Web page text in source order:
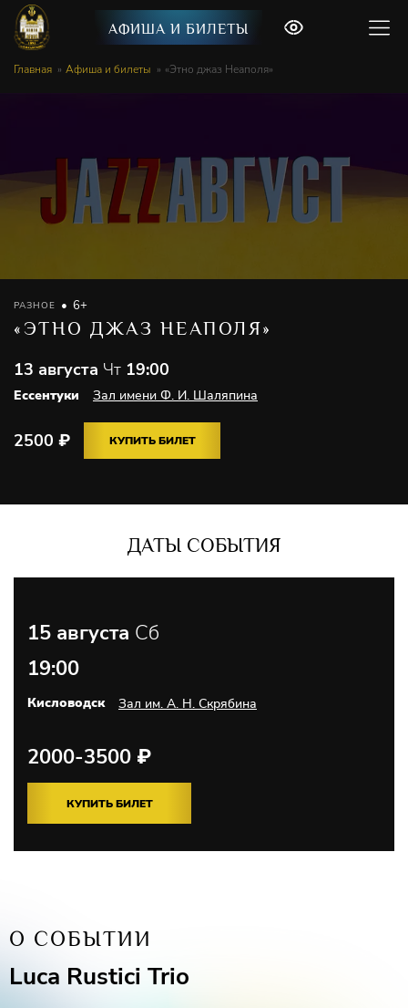
АФИША И БИЛЕТЫ
Главная Афиша и билеты «Этно джаз Неаполя»
РАЗНОЕ 6+
«ЭТНО ДЖАЗ НЕАПОЛЯ»
13 августа Чт 19:00
Ессентуки Зал имени Ф. И. Шаляпина
2500 ₽ КУПИТЬ БИЛЕТ
ДАТЫ СОБЫТИЯ
15 августа Сб
19:00
Кисловодск Зал им. А. Н. Скрябина
2000-3500 ₽
КУПИТЬ БИЛЕТ
О СОБЫТИИ
Luca Rustici Trio